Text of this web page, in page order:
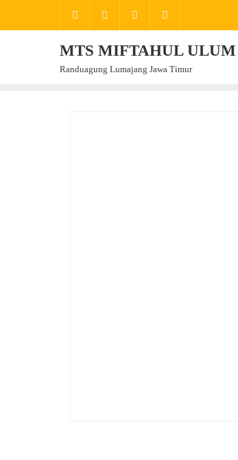
MTS MIFTAHUL
Randuagung Lumajang Jawa Timur